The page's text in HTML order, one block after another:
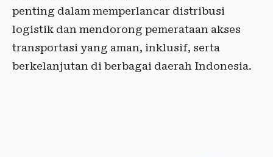
penting dalam memperlancar distribusi
logistik dan mendorong pemerataan akses
transportasi yang aman, inklusif, serta
berkelanjutan di berbagai daerah Indonesia.